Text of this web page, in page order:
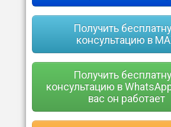
Получить
консультацию в
Получить
консультацию в
вас он работает